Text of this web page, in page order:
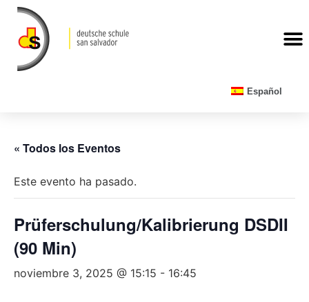
Español
« Todos los Eventos
Este evento ha pasado.
Prüferschulung/Kalibrierung DSDII
(90 Min)
noviembre 3, 2025 @ 15:15 - 16:45